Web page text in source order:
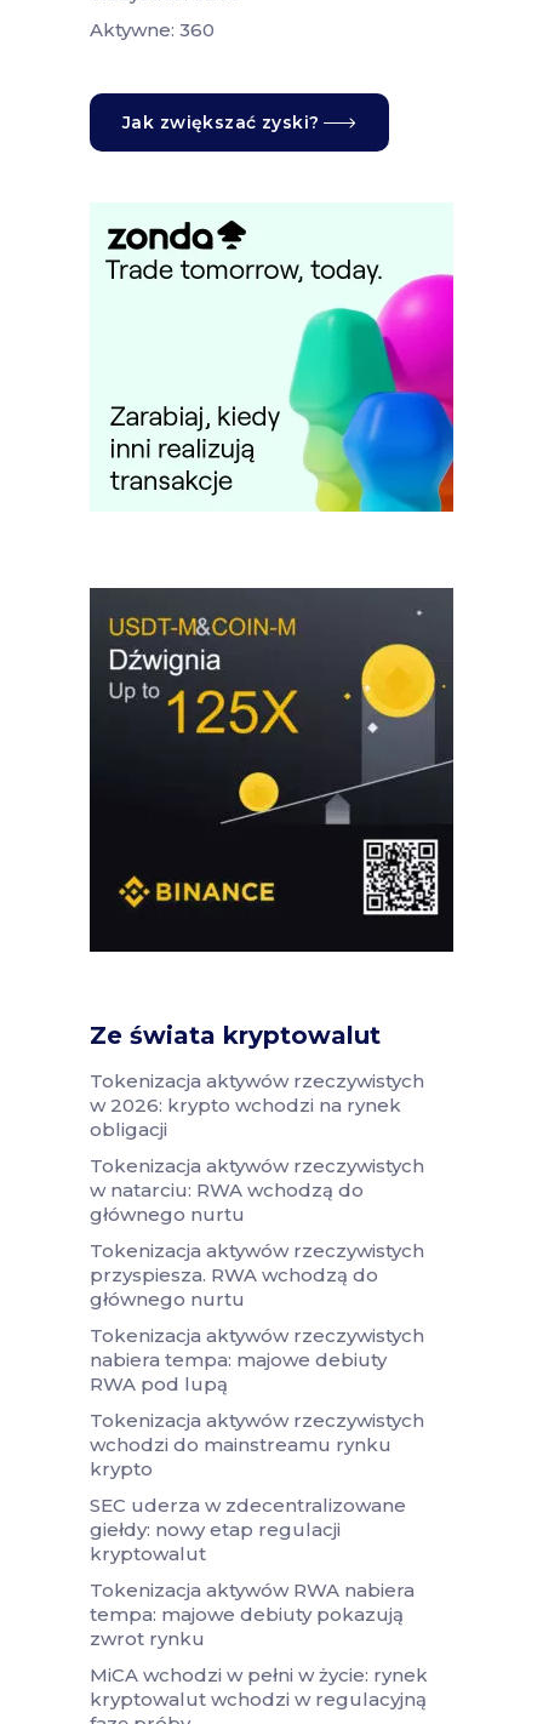
Aktywne: 360
Jak zwiększać zyski?
Ze świata kryptowalut
Tokenizacja aktywów rzeczywistych
w 2026: krypto wchodzi na rynek
obligacji
Tokenizacja aktywów rzeczywistych
w natarciu: RWA wchodzą do
głównego nurtu
Tokenizacja aktywów rzeczywistych
przyspiesza. RWA wchodzą do
głównego nurtu
Tokenizacja aktywów rzeczywistych
nabiera tempa: majowe debiuty
RWA pod lupą
Tokenizacja aktywów rzeczywistych
wchodzi do mainstreamu rynku
krypto
SEC uderza w zdecentralizowane
giełdy: nowy etap regulacji
kryptowalut
Tokenizacja aktywów RWA nabiera
tempa: majowe debiuty pokazują
zwrot rynku
MiCA wchodzi w pełni w życie: rynek
kryptowalut wchodzi w regulacyjną